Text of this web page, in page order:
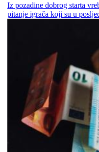
Iz pozadine dobrog starta
pitanje igrača koji su u